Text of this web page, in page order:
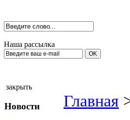
Наша рассылка
закрыть
Новости Главная